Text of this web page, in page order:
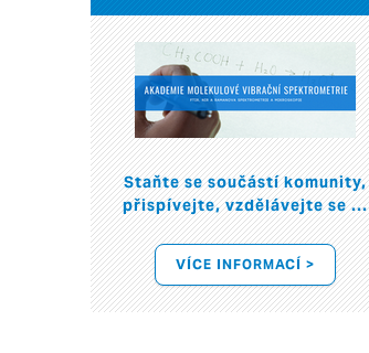
Staňte se součástí komunity,
přispívejte, vzdělávejte se ...
VÍCE INFORMACÍ >